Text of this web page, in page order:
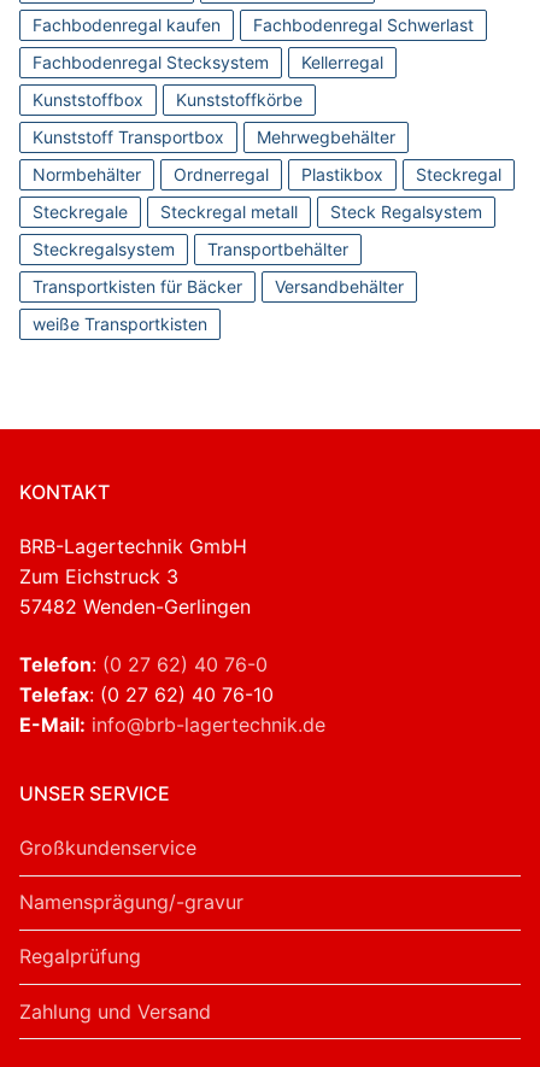
Fachbodenregal kaufen
Fachbodenregal Schwerlast
Fachbodenregal Stecksystem
Kellerregal
Kunststoffbox
Kunststoffkörbe
Kunststoff Transportbox
Mehrwegbehälter
Normbehälter
Ordnerregal Plastikbox
Steckregal
Steckregale
Steckregal metall
Steck Regalsystem
Steckregalsystem
Transportbehälter
Transportkisten für Bäcker
Versandbehälter
weiße Transportkisten
KONTAKT
BRB-Lagertechnik GmbH
Zum Eichstruck 3
57482 Wenden-Gerlingen
Telefon: (0 27 62) 40 76-0
Telefax: (0 27 62) 40 76-10
E-Mail: info@brb-lagertechnik.de
UNSER SERVICE
Großkundenservice
Namensprägung/-gravur
Regalprüfung
Zahlung und Versand